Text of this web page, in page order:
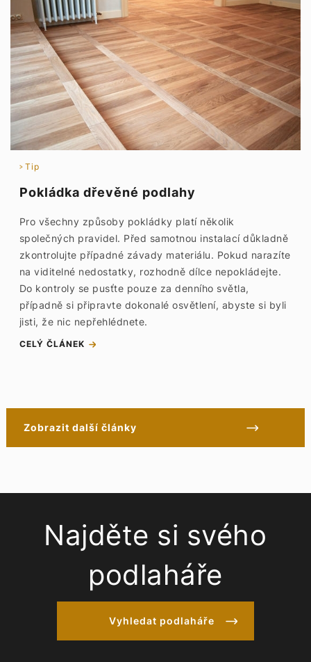
Tip
Pokládka dřevěné podlahy
Pro všechny způsoby pokládky platí několik
společných pravidel. Před samotnou instalací důkladně
zkontrolujte případné závady materiálu. Pokud narazíte
na viditelné nedostatky, rozhodně dílce nepokládejte.
Do kontroly se pusťte pouze za denního světla,
případně si připravte dokonalé osvětlení, abyste si byli
jisti, že nic nepřehlédnete.
CELÝ ČLÁNEK
Zobrazit další články
Najděte si svého
podlaháře
Vyhledat podlaháře